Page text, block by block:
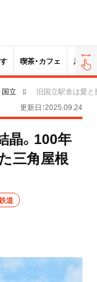
喫茶・カフェ 居酒屋
国立
旧国立駅舎は愛と
更新日：2025.09.24
晶。100年
三角屋根
道